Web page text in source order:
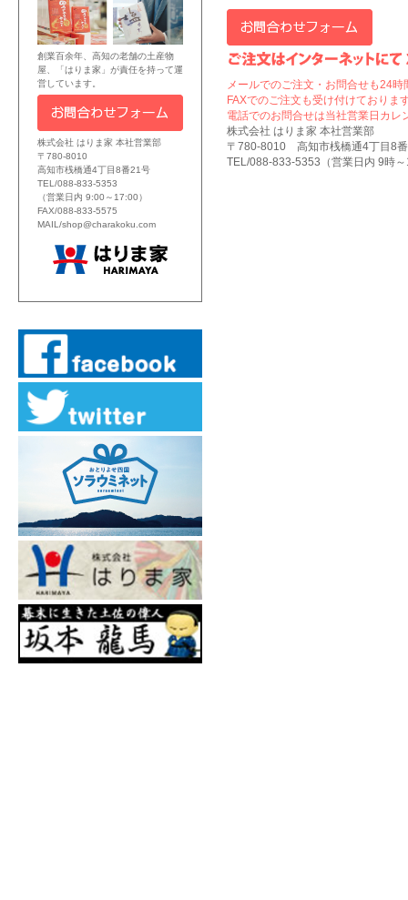
メールでのご注文・お問合せも24
FAXでのご注文も受け付けておりま
電話でのお問合せは当社営業日カレ
株式会社 はりま家 本社営業部
〒780-8010 高知市桟橋通4丁目8
TEL/088-833-5353（営業日内 9時
創業百余年、高知の老舗の土産物
屋、「はりま家」が責任を持って運
営しています。
株式会社 はりま家 本社営業部
〒780-8010
高知市桟橋通4丁目8番21号
TEL/088-833-5353
（営業日内 9:00～17:00）
FAX/088-833-5575
MAIL/shop@charakoku.com